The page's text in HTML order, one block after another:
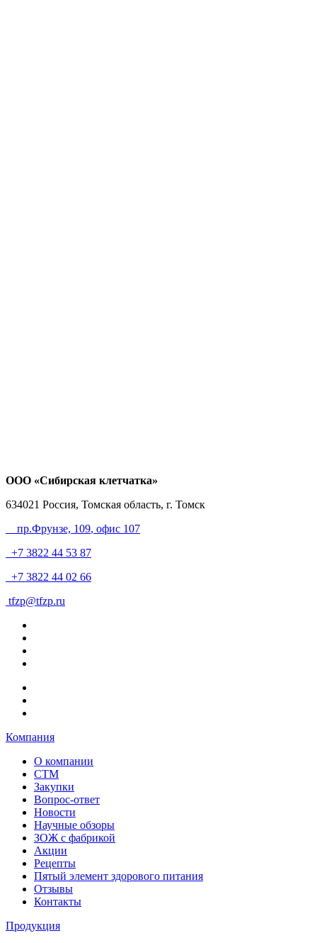
ООО «Сибирская клетчатка»
634021 Россия, Томская область, г. Томск
пр.Фрунзе, 109, офис 107
+7 3822 44 53 87
+7 3822 44 02 66
tfzp@tfzp.ru
Компания
О компании
СТМ
Закупки
Вопрос-ответ
Новости
Научные обзоры
ЗОЖ с фабрикой
Акции
Рецепты
Пятый элемент здорового питания
Отзывы
Контакты
Продукция